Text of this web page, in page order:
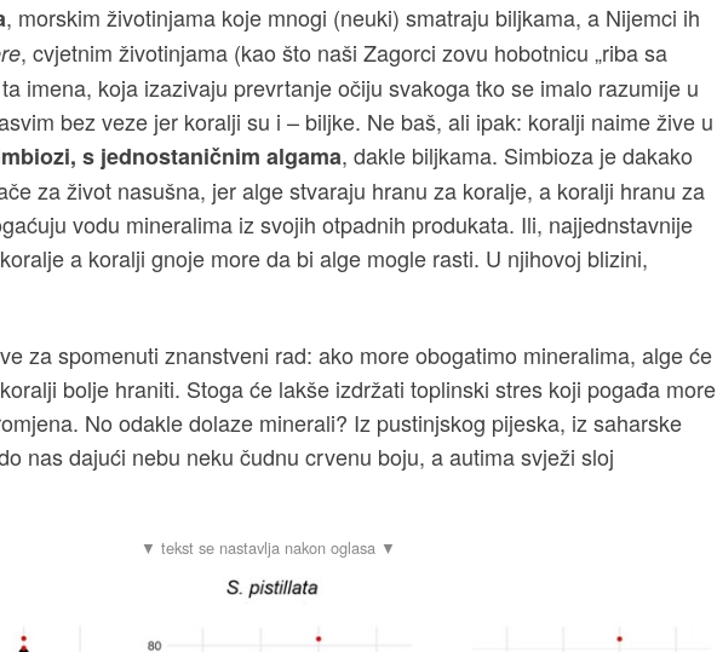
, morskim životinjama koje mnogi (neuki) smatraju biljkama, a Nijemci ih
, cvjetnim životinjama (kao što naši Zagorci zovu hobotnicu „riba sa
imena, koja izazivaju prevrtanje očiju svakoga tko se imalo razumije u
bez veze jer koralji su i – biljke. Ne baš, ali ipak: koralji naime žive u
s jednostaničnim algama, dakle biljkama. Simbioza je dakako
za život nasušna, jer alge stvaraju hranu za koralje, a koralji hranu za
vodu mineralima iz svojih otpadnih produkata. Ili, najjednstavnije
a koralji gnoje more da bi alge mogle rasti. U njihovoj blizini,
za spomenuti znanstveni rad: ako more obogatimo mineralima, alge će
bolje hraniti. Stoga će lakše izdržati toplinski stres koji pogađa more
No odakle dolaze minerali? Iz pustinjskog pijeska, iz saharske
nas dajući nebu neku čudnu crvenu boju, a autima svježi sloj